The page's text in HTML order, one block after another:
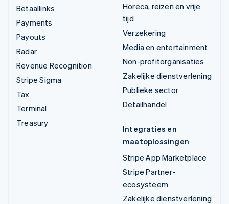
Betaallinks
Payments
Payouts
Radar
Revenue Recognition
Stripe Sigma
Tax
Terminal
Treasury
Horeca, reizen en vrije
tijd
Verzekering
Media en entertainment
Non-profitorganisaties
Zakelijke dienstverlening
Publieke sector
Detailhandel
Integraties en
maatoplossingen
Stripe App Marketplace
Stripe Partner-
ecosysteem
Zakelijke dienstverlening